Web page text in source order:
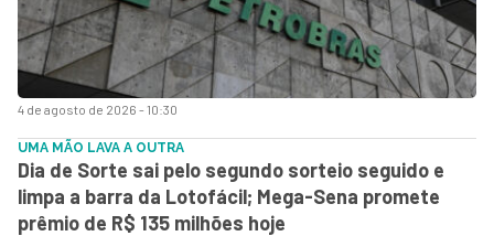
4 de agosto de 2026 - 10:30
UMA MÃO LAVA A OUTRA
Dia de Sorte sai pelo segundo sorteio seguido e
limpa a barra da Lotofácil; Mega-Sena promete
prêmio de R$ 135 milhões hoje